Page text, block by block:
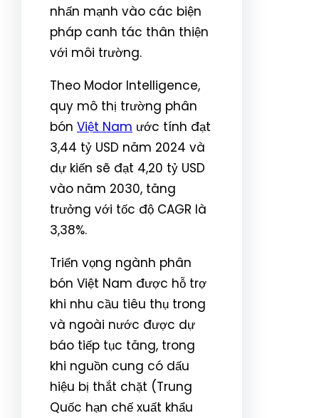
nhấn mạnh vào các biện
pháp canh tác thân thiện
với môi trường.
Theo Modor Intelligence,
quy mô thị trường phân
bón Việt Nam ước tính đạt
3,44 tỷ USD năm 2024 và
dự kiến sẽ đạt 4,20 tỷ USD
vào năm 2030, tăng
trưởng với tốc độ CAGR là
3,38%.
Triển vọng ngành phân
bón Việt Nam được hỗ trợ
khi nhu cầu tiêu thụ trong
và ngoài nước được dự
báo tiếp tục tăng, trong
khi nguồn cung có dấu
hiệu bị thắt chặt (Trung
Quốc hạn chế xuất khẩu